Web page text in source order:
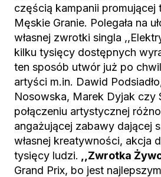
częścią kampanii promującej
Męskie Granie. Polegała na
własnej zwrotki singla
kilku tysięcy dostępnych
ten sposób utwór już po
artyści m.in. Dawid
Nosowska, Marek Dyjak czy
połączeniu artystycznej
angażującej zabawy dającej
własnej kreatywności, akcja
tysięcy ludzi. ,,Zwrotka
Grand Prix, bo jest